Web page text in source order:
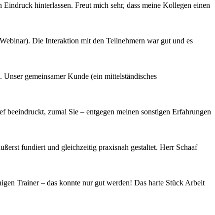
hinterlassen. Freut mich sehr, dass meine Kollegen einen
Die Interaktion mit den Teilnehmern war gut und es
gemeinsamer Kunde (ein mittelständisches
zumal Sie – entgegen meinen sonstigen Erfahrungen
fundiert und gleichzeitig praxisnah gestaltet. Herr Schaaf
Trainer – das konnte nur gut werden! Das harte Stück Arbeit